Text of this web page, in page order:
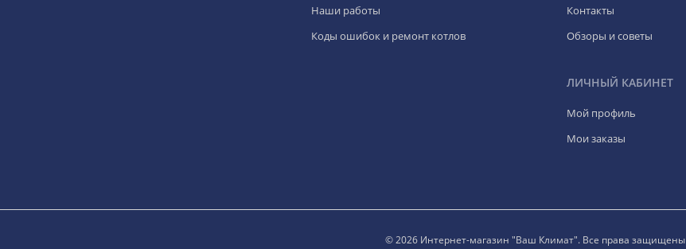
Наши работы
Коды ошибок и ремонт котлов
Контакты
Обзоры и советы
ЛИЧНЫЙ КАБИНЕТ
Мой профиль
Мои заказы
© 2026 Интернет-магазин "Ваш Климат". Все права защищены